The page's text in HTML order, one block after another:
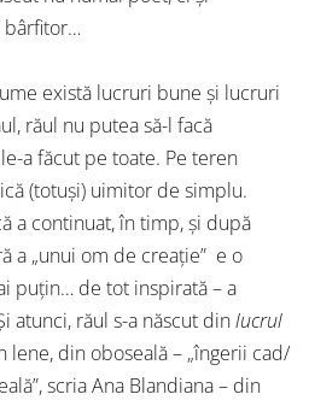
bârfitor…
există lucruri bune şi lucruri
răul nu putea să-l facă
a făcut pe toate. Pe teren
(totuşi) uimitor de simplu.
a continuat, în timp, şi după
a „unui om de creaţie” e o
puţin… de tot inspirată – a
atunci, răul s-a născut dinlucrul
lene, din oboseală – „îngerii cad/
scria Ana Blandiana – din